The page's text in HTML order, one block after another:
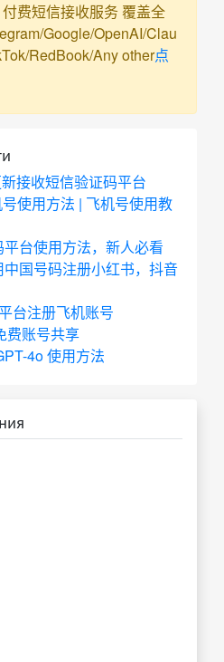
费短信接收服务 覆盖全
Google/OpenAI/Clau
RedBook/Any other点
接收短信验证码平台
使用方法 | 飞机号使用教
平台使用方法，新人必看
国号码注册小红书，抖音
台注册飞机账号
费账号共享
4o 使用方法